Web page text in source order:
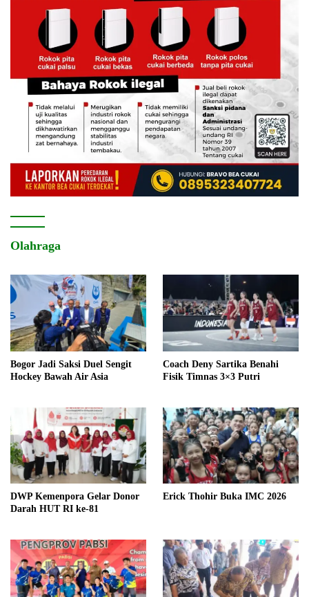
Olahraga
Bogor Jadi Saksi Duel Sengit
Hockey Bawah Air Asia
Coach Deny Sartika Benahi
Fisik Timnas 3×3 Putri
DWP Kemenpora Gelar Donor
Darah HUT RI ke-81
Erick Thohir Buka IMC 2026